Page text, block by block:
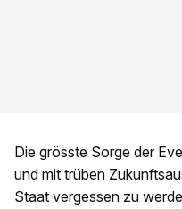
Die grösste Sorge der
und mit trüben
Staat vergessen zu